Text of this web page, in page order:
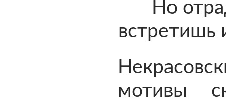
Но
встретишь
мотивы